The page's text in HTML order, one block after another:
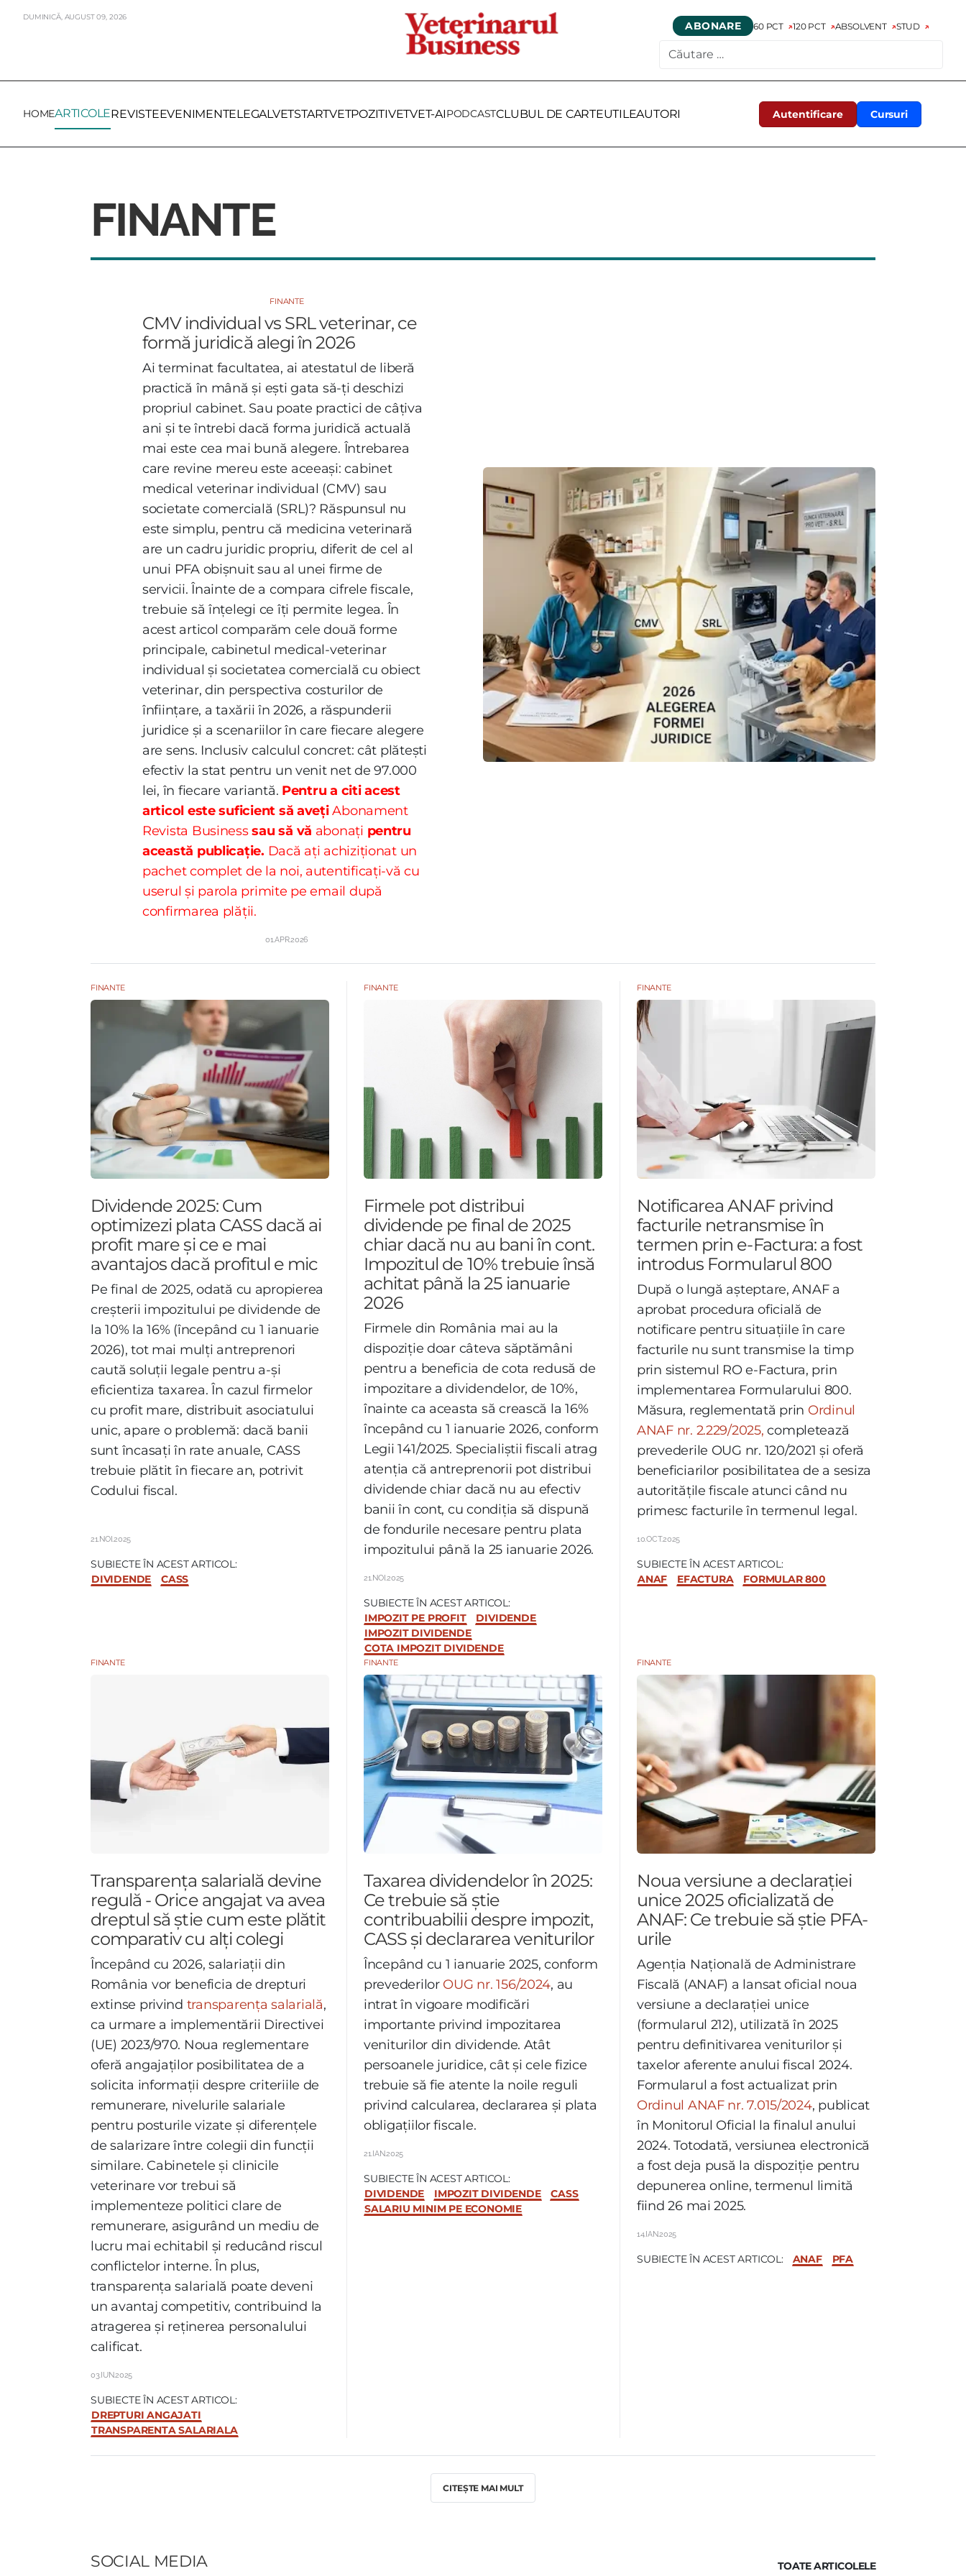
DUMINICĂ, AUGUST09, 2026
ABONARE 60 PCT 120 PCT ABSOLVENT STUD
Autentificare Cursuri
HOMEARTICOLEREVISTEEVENIMENTELEGALVETSTARTVETPOZITIVETVET-AIPODCASTCLUBUL DE CARTEUTILEAUTORI
FINANTE
FINANTE
CMV individual vs SRL veterinar, ce
formă juridică alegi în 2026
Ai terminat facultatea, ai atestatul de liberă
practică în mână și ești gata să-ți deschizi
propriul cabinet. Sau poate practici de câțiva
ani și te întrebi dacă forma juridică actuală
mai este cea mai bună alegere. Întrebarea
care revine mereu este aceeași: cabinet
medical veterinar individual (CMV) sau
societate comercială (SRL)? Răspunsul nu
este simplu, pentru că medicina veterinară
are un cadru juridic propriu, diferit de cel al
unui PFA obișnuit sau al unei firme de
servicii. Înainte de a compara cifrele fiscale,
trebuie să înțelegi ce îți permite legea. În
acest articol comparăm cele două forme
principale, cabinetul medical-veterinar
individual și societatea comercială cu obiect
veterinar, din perspectiva costurilor de
înființare, a taxării în 2026, a răspunderii
juridice și a scenariilor în care fiecare alegere
are sens. Inclusiv calculul concret: cât plătești
efectiv la stat pentru un venit net de 97.000
lei, în fiecare variantă. Pentru a citi acest
articol este suficient să avețiAbonament
Revista Businesssau să vă abonați pentru
această publicație. Dacă ați achiziționat un
pachet complet de la noi, autentificați-vă cu
userul și parola primite pe email după
confirmarea plății.
01.APR.2026
FINANTE
Dividende 2025: Cum
optimizezi plata CASS dacă ai
profit mare și ce e mai
avantajos dacă profitul e mic
Pe final de 2025, odată cu apropierea
creșterii impozitului pe dividende de
la 10% la 16% (începând cu 1 ianuarie
2026), tot mai mulți antreprenori
caută soluții legale pentru a-și
eficientiza taxarea. În cazul firmelor
cu profit mare, distribuit asociatului
unic, apare o problemă: dacă banii
sunt încasați în rate anuale, CASS
trebuie plătit în fiecare an, potrivit
Codului fiscal.
21.NOI.2025
SUBIECTE ÎN ACEST ARTICOL:
DIVIDENDE
CASS
FINANTE
Firmele pot distribui
dividende pe final de 2025
chiar dacă nu au bani în cont.
Impozitul de 10% trebuie însă
achitat până la 25 ianuarie
2026
Firmele din România mai au la
dispoziție doar câteva săptămâni
pentru a beneficia de cota redusă de
impozitare a dividendelor, de 10%,
înainte ca aceasta să crească la 16%
începând cu 1 ianuarie 2026, conform
Legii 141/2025. Specialiștii fiscali atrag
atenția că antreprenorii pot distribui
dividende chiar dacă nu au efectiv
banii în cont, cu condiția să dispună
de fondurile necesare pentru plata
impozitului până la 25 ianuarie 2026.
21.NOI.2025
SUBIECTE ÎN ACEST ARTICOL:
IMPOZIT PE PROFIT
DIVIDENDE
IMPOZIT DIVIDENDE
COTA IMPOZIT DIVIDENDE
FINANTE
Notificarea ANAF privind
facturile netransmise în
termen prin e-Factura: a fost
introdus Formularul 800
După o lungă așteptare, ANAF a
aprobat procedura oficială de
notificare pentru situațiile în care
facturile nu sunt transmise la timp
prin sistemul RO e-Factura, prin
implementarea Formularului 800.
Măsura, reglementată prin Ordinul
ANAF nr. 2.229/2025,completează
prevederile OUG nr. 120/2021 și oferă
beneficiarilor posibilitatea de a sesiza
autoritățile fiscale atunci când nu
primesc facturile în termenul legal.
10.OCT.2025
SUBIECTE ÎN ACEST ARTICOL:
ANAF
EFACTURA FORMULAR 800
FINANTE
Transparența salarială devine
regulă - Orice angajat va avea
dreptul să știe cum este plătit
comparativ cu alți colegi
Începând cu 2026, salariații din
România vor beneficia de drepturi
extinse privind transparența salarială,
ca urmare a implementării Directivei
(UE) 2023/970. Noua reglementare
oferă angajaților posibilitatea de a
solicita informații despre criteriile de
remunerare, nivelurile salariale
pentru posturile vizate și diferențele
de salarizare între colegii din funcții
similare. Cabinetele și clinicile
veterinare vor trebui să
implementeze politici clare de
remunerare, asigurând un mediu de
lucru mai echitabil și reducând riscul
conflictelor interne. În plus,
transparența salarială poate deveni
un avantaj competitiv, contribuind la
atragerea și reținerea personalului
calificat.
03.IUN.2025
SUBIECTE ÎN ACEST ARTICOL:
DREPTURI ANGAJATI
TRANSPARENTA SALARIALA
FINANTE
Taxarea dividendelor în 2025:
Ce trebuie să știe
contribuabilii despre impozit,
CASS și declararea veniturilor
Începând cu 1 ianuarie 2025, conform
prevederilor OUG nr. 156/2024, au
intrat în vigoare modificări
importante privind impozitarea
veniturilor din dividende. Atât
persoanele juridice, cât și cele fizice
trebuie să fie atente la noile reguli
privind calcularea, declararea și plata
obligațiilor fiscale.
21.IAN.2025
SUBIECTE ÎN ACEST ARTICOL:
DIVIDENDE
IMPOZIT DIVIDENDE
CASS
SALARIU MINIM PE ECONOMIE
FINANTE
Noua versiune a declarației
unice 2025 oficializată de
ANAF: Ce trebuie să știe PFA-
urile
Agenția Națională de Administrare
Fiscală (ANAF) a lansat oficial noua
versiune a declarației unice
(formularul 212), utilizată în 2025
pentru definitivarea veniturilor și
taxelor aferente anului fiscal 2024.
Formularul a fost actualizat prin
Ordinul ANAF nr. 7.015/2024, publicat
în Monitorul Oficial la finalul anului
2024. Totodată, versiunea electronică
a fost deja pusă la dispoziție pentru
depunerea online, termenul limită
fiind 26 mai 2025.
14.IAN.2025
SUBIECTE ÎN ACEST ARTICOL: ANAF PFA
CITEȘTE MAI MULT
SOCIAL MEDIA TOATE ARTICOLELE